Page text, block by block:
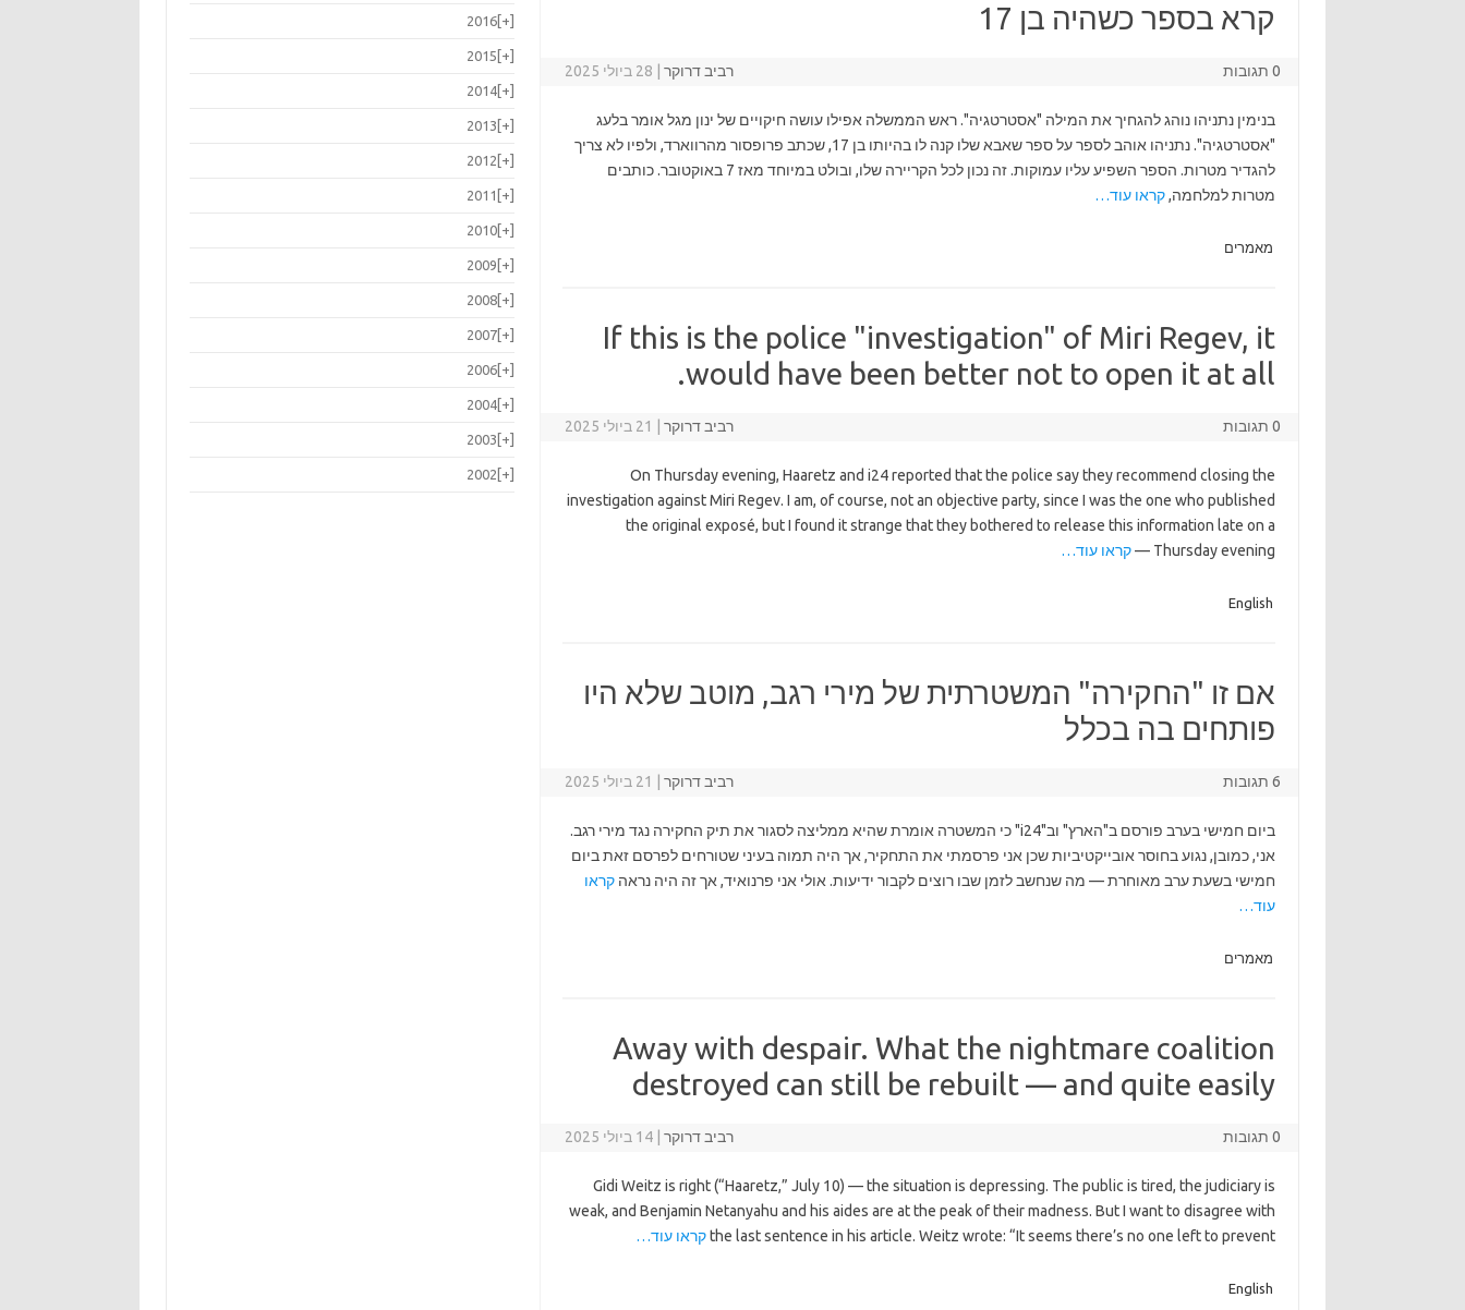
קרא בספר כשהיה בן 17
רביב דרוקר 28 ביולי 2025 0 תגובות
בנימין נתניהו נוהג להגחיך את המילה "אסטרטגיה". ראש הממשלה אפילו עושה חיקויים של ינון מגל אומר בלעג
"אסטרטגיה". נתניהו אוהב לספר על ספר שאבא שלו קנה לו בהיותו בן 17, שכתב פרופסור מהרווארד, ולפיו לא צריך
להגדיר מטרות. הספר השפיע עליו עמוקות. זה נכון לכל הקריירה שלו, ובולט במיוחד מאז 7 באוקטובר. כותבים
מטרות למלחמה,קראו עוד…
מאמרים
If this is the police "investigation" of Miri Regev, it
would have been better not to open it at all.
רביב דרוקר 21 ביולי 2025 0 תגובות
On Thursday evening, Haaretz and i24 reported that the police say they recommend closing the
investigation against Miri Regev. I am, of course, not an objective party, since I was the one who published
the original exposé, but I found it strange that they bothered to release this information late on a
Thursday evening —
קראו עוד…
English
אם זו "החקירה" המשטרתית של מירי רגב, מוטב שלא היו
פותחים בה בכלל
רביב דרוקר 21 ביולי 2025 6 תגובות
ביום חמישי בערב פורסם ב"הארץ" וב"i24" כי המשטרה אומרת שהיא ממליצה לסגור את תיק החקירה נגד מירי רגב.
אני, כמובן, נגוע בחוסר אובייקטיביות שכן אני פרסמתי את התחקיר, אך היה תמוה בעיני שטורחים לפרסם זאת ביום
חמישי בשעת ערב מאוחרת — מה שנחשב לזמן שבו רוצים לקבור ידיעות. אולי אני פרנואיד, אך זה היה נראה קראו
עוד…
מאמרים
Away with despair. What the nightmare coalition
destroyed can still be rebuilt — and quite easily
רביב דרוקר 14 ביולי 2025 0 תגובות
Gidi Weitz is right (“Haaretz,” July 10) — the situation is depressing. The public is tired, the judiciary is
weak, and Benjamin Netanyahu and his aides are at the peak of their madness. But I want to disagree with
the last sentence in his article. Weitz wrote: “It seems there’s no one left to prevent קראו עוד…
English
[+]
2016
[+]
2015
[+]
2014
[+]
2013
[+]
2012
[+]
2011
[+]
2010
[+]
2009
[+]
2008
[+]
2007
[+]
2006
[+]
2004
[+]
2003
[+]
2002